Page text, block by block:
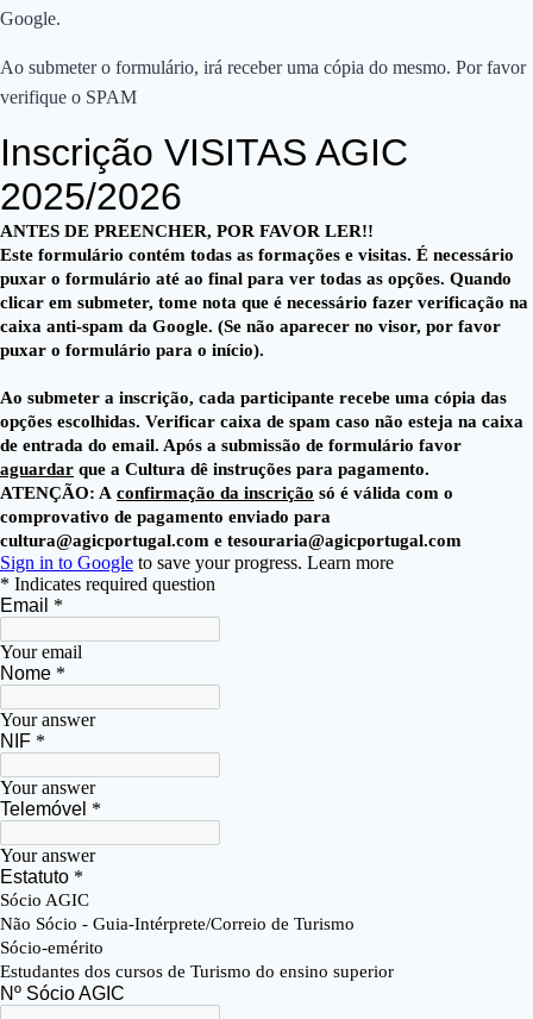
Google.
Ao submeter o formulário, irá receber uma cópia do mesmo. Por favor
verifique o SPAM